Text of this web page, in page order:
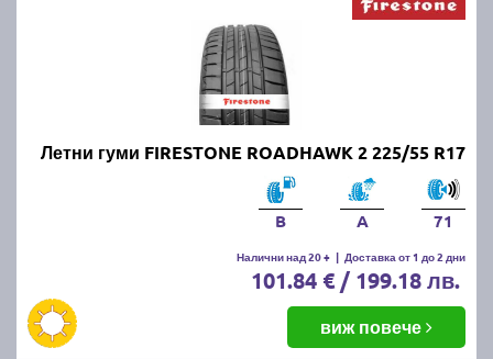
Летни гуми FIRESTONE ROADHAWK 2 225/55 R17
B A 71
Налични над 20 + | Доставка от 1 до 2 дни
101.84 € / 199.18 лв.
виж повече